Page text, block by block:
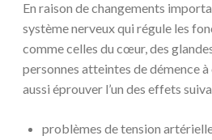
En raison de changements
système nerveux qui régule les
comme celles du cœur, des
personnes atteintes de démence
aussi éprouver l’un des effets
problèmes de tension